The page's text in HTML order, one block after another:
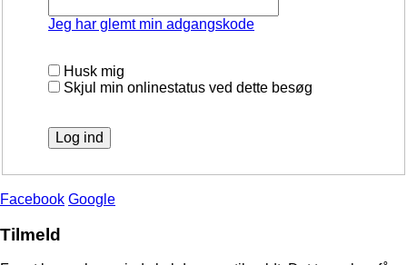
Jeg har glemt min adgangskode
Husk mig
Skjul min onlinestatus ved dette besøg
Facebook Google
Tilmeld